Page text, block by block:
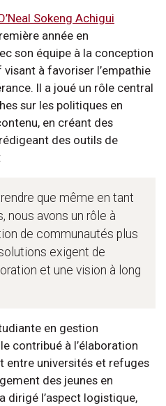
Sokeng Achigui
année en
son équipe à la conception
à favoriser l’empathie
Il a joué un rôle central
sur les politiques en
en créant des
des outils de
que même en tant
nous avons un rôle à
de communautés plus
exigent de
et une vision à long
en gestion
contribué à l’élaboration
entre universités et refuges
des jeunes en
dirigé l’aspect logistique,